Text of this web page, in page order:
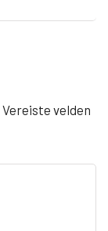
Vereiste velden